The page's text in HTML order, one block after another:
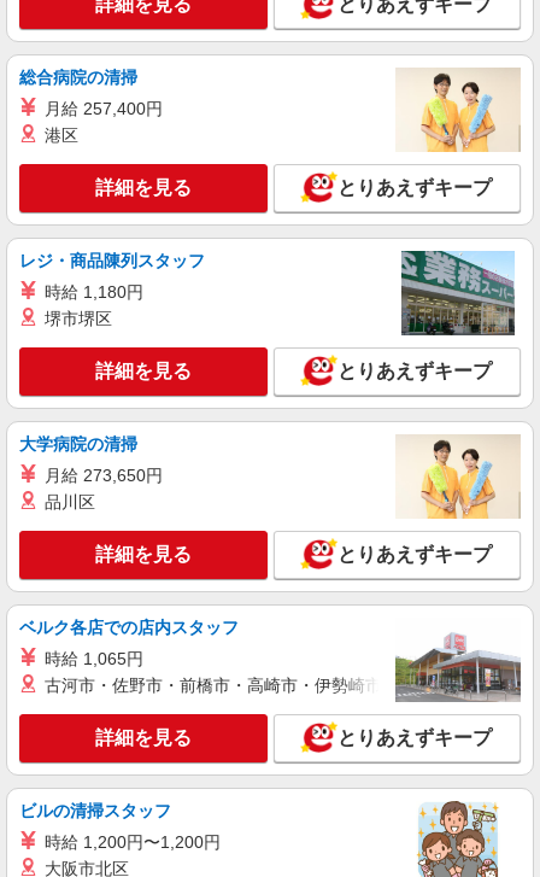
善手当：220円/時 夜勤手当:6,000円/回 ▼下記別途
支給 通勤手当 年末年始手当：380円/時 寸志あ
り：年2回（6月・12月） ※業績による ※処遇改
東京都西東京市東町3-1-13
キープ 詳細を見る
西東京ケアコミュニティそよ風：RO15567
有料老人ホーム 介護スタッフ
【時給】1,450円〜1,500円 ▼給与詳細 処遇改
善手当：200円/時 ▼下記別途支給 通勤手当 年末
詳細を見る
契約社員
西東京ケアセンターそよ風：RO15312
12月） ※業績による 特別報酬：平均33.8万円（最
高額130万円） ※2025年6月支給実績 ※処遇改善
手当は試用期間中(3ヶ月)は支給なし
東京都西東京市東伏見5-10-15
キープ 詳細を見る
契約社員
西東京ケアセンターそよ風：RO16869
ショートステイ 介護スタッフ
【月給】291,160円〜306,560円 ▼給与詳細 処
遇改善手当：34,360円 夜勤手当：30,000円（5回
分） ※6回目以降は1回6,000円支給 ▼下記別途支
給 通勤手当 年末年始手当：380円/時 ※12/300
時〜1/324時 寸志あり：年2回（6月・12月） ※業
績による 特別報酬：平均34.1万円（最高額135万
円） ※2025年6月支給実績 ※処遇改善手当は試用
東京都西東京市東伏見5-10-15
キープ 詳細を見る
詳細を見る とりあえずキープ
総合病院の清掃
月給 257,400円
港区
詳細を見る とりあえずキープ
レジ・商品陳列スタッフ
時給 1,180円
堺市堺区
詳細を見る とりあえずキープ
大学病院の清掃
月給 273,650円
品川区
詳細を見る とりあえずキープ
ベルク各店での店内スタッフ
時給 1,065円
古河市・佐野市・前橋市・高崎市・伊勢崎市・太田市・館林市
詳細を見る とりあえずキープ
ビルの清掃スタッフ
時給 1,200円〜1,200円
大阪市北区